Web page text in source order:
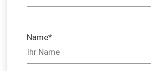
Name*